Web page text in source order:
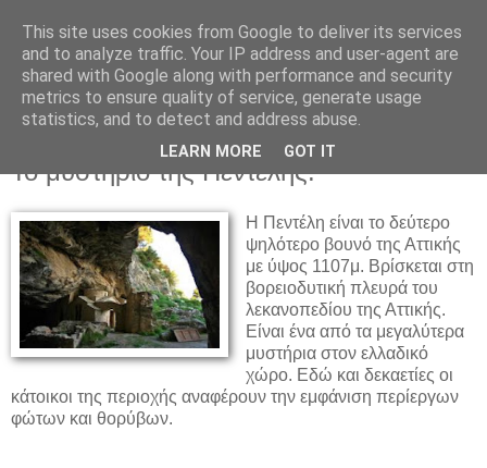
Το μυστήριο της Πεντέλης.
Η Πεντέλη είναι το δεύτερο
ψηλότερο βουνό της Αττικής
με ύψος 1107μ. Βρίσκεται στη
βορειοδυτική πλευρά του
λεκανοπεδίου της Αττικής.
Είναι ένα από τα μεγαλύτερα
μυστήρια στον ελλαδικό
χώρο. Εδώ και δεκαετίες οι
κάτοικοι της περιοχής αναφέρουν την εμφάνιση περίεργων
φώτων και θορύβων.
This site uses cookies from Google to deliver its services
and to analyze traffic. Your IP address and user-agent are
shared with Google along with performance and security
metrics to ensure quality of service, generate usage
statistics, and to detect and address abuse.
LEARN MORE GOT IT